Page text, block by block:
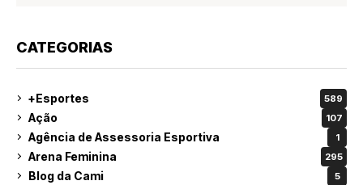
CATEGORIAS
+Esportes 589
Ação 107
Agência de Assessoria Esportiva 1
Arena Feminina 295
Blog da Cami 5